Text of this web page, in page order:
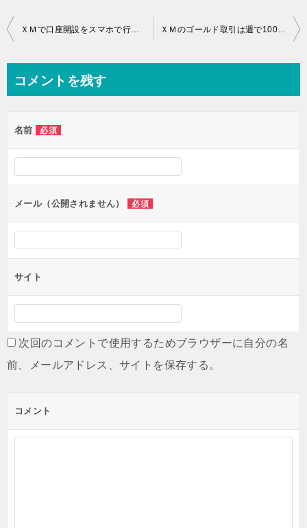
投
ビ
ー
シ
ョ
ン
コメントを残す
名前 必須
メール（公開されません） 必須
サイト
次回のコメントで使用するためブラウザーに自分の名
前、メールアドレス、サイトを保存する。
コメント